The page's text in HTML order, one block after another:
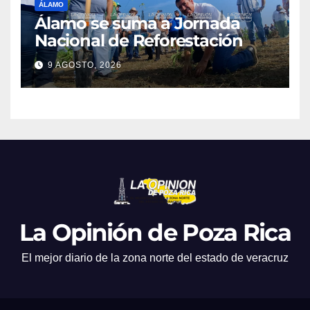
ÁLAMO
Álamo se suma a Jornada
Nacional de Reforestación
9 AGOSTO, 2026
La Opinión de Poza Rica
El mejor diario de la zona norte del estado de veracruz